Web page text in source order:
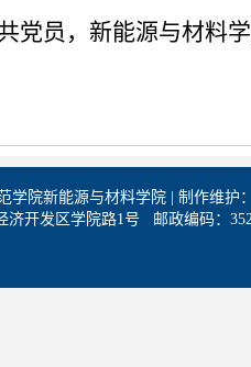
党员，新能源与材料学
学院新能源与材料学院 | 制作维护
济开发区学院路1号 邮政编码：